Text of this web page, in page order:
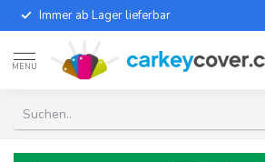
Immer ab Lager lieferbar
MENU